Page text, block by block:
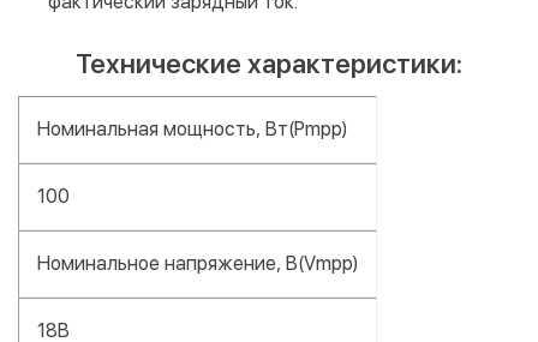
Технические характеристики:
Номинальная мощность, Вт(Pmpp)
100
Номинальное напряжение, В(Vmpp)
18В